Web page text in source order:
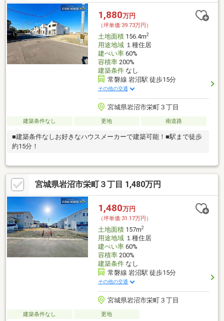
1,880万円
（坪単価:39.73万円）
土地面積156.4m2
用途地域１種住居
建ぺい率60%
容積率200%
建築条件なし
常磐線 岩沼駅 徒歩15分
その他の交通
宮城県岩沼市栄町３丁目
建築条件なし 更地 南道路
■建築条件なしお好きなハウスメーカーで建築可能！■駅まで徒歩
約15分！
宮城県岩沼市栄町３丁目 1,480万円
1,480万円
（坪単価:31.17万円）
土地面積157m2
用途地域１種住居
建ぺい率60%
容積率200%
建築条件なし
常磐線 岩沼駅 徒歩15分
その他の交通
宮城県岩沼市栄町３丁目
建築条件なし 更地